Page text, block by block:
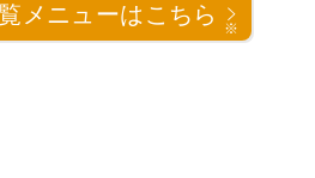
※
メニューはこちら